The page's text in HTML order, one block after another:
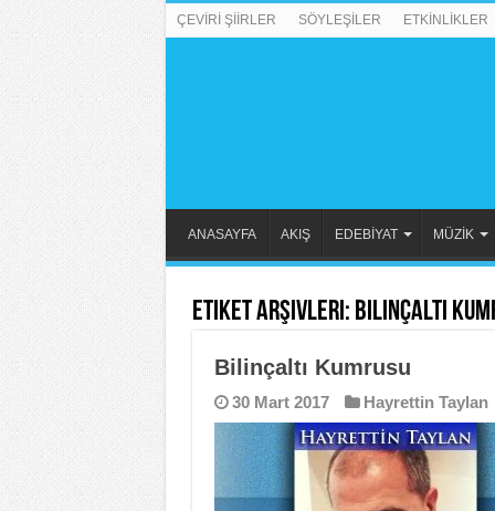
ÇEVİRİ ŞİİRLER SÖYLEŞİLER ETKİNLİKLER
ANASAYFA AKIŞ EDEBİYAT MÜZİK
Etiket Arşivleri: Bilinçaltı
Bilinçaltı Kumrusu
30 Mart 2017 Hayrettin Taylan